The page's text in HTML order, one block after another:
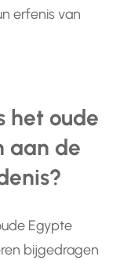
erfenis van
het oude
aan de
Egypte
bijgedragen